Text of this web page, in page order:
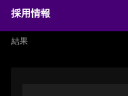
採用情報検索のヒント
希望の仕事を表すフレー
い。キーワードを引用符
文字数制限に達しました
検索結果を見るにはEnter
結果